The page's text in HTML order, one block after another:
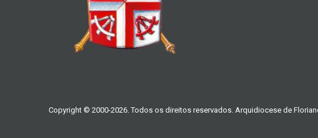
Copyright © 2000-2026. Todos os direitos reservados. Arquidiocese de